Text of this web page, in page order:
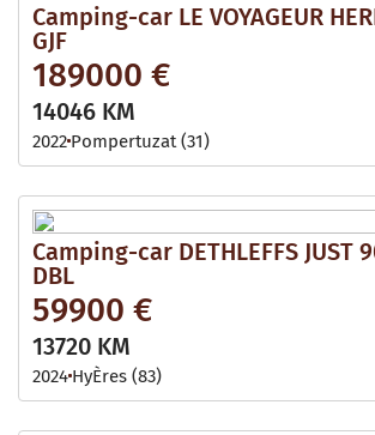
Camping-car LE VOYAGEUR
GJF
189000 €
14046 KM
2022 Pompertuzat (31)
Camping-car DETHLEFFS JUST
DBL
59900 €
13720 KM
2024 HyÈres (83)